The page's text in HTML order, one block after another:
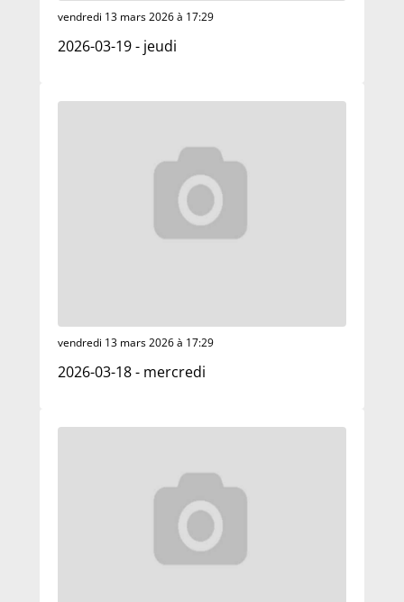
vendredi 13 mars 2026 à 17:29
2026-03-19 - jeudi
vendredi 13 mars 2026 à 17:29
2026-03-18 - mercredi